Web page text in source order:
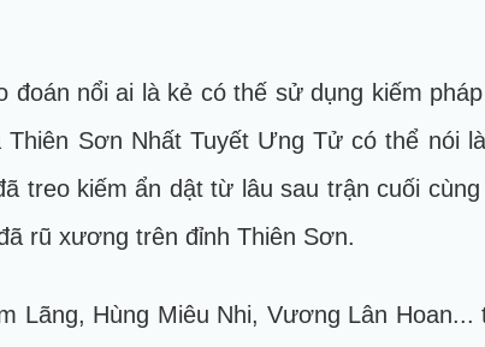
nổi ai là kẻ có thế sử dụng kiếm
Sơn Nhất Tuyết Ưng Tử có thể nói
treo kiếm ẩn dật từ lâu sau trận cuối
rũ xương trên đỉnh Thiên Sơn.
Lãng, Hùng Miêu Nhi, Vương Lân Hoan...